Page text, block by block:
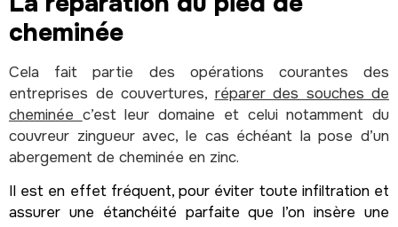
cheminée
Cela fait partie des opérations courantes des
entreprises de couvertures, réparer des souches de
cheminée c’est leur domaine et celui notamment du
couvreur zingueur avec, le cas échéant la pose d’un
abergement de cheminée en zinc.
Il est en effet fréquent, pour éviter toute infiltration et
assurer une étanchéité parfaite que l’on insère une